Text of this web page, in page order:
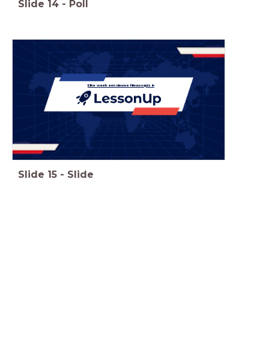
Slide 14 - Poll
Elke week een nieuwe Nieuwsquiz in
Slide 15 - Slide